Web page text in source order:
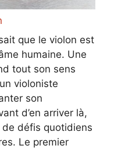
que le violon est
humaine. Une
tout son sens
violoniste
son
d’en arriver là,
défis quotidiens
Le premier